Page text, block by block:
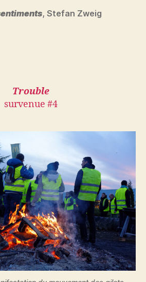
, Stefan Zweig
Trouble
survenue #4